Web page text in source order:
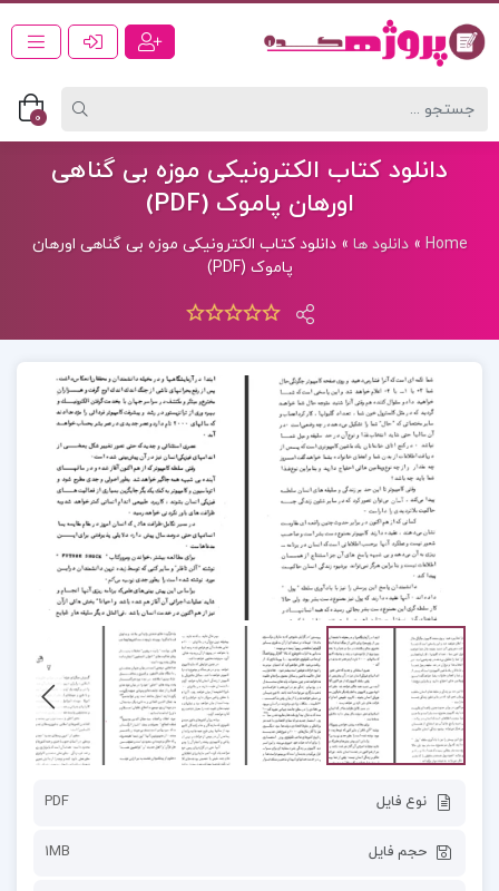
0
دانلود کتاب الکترونیکی موزه بی گناهی
اورهان پاموک (PDF)
Home
»دانلود ها »دانلود کتاب الکترونیکی موزه بی گناهی اورهان
پاموک (PDF)
نوع فایل PDF
حجم فایل 1MB